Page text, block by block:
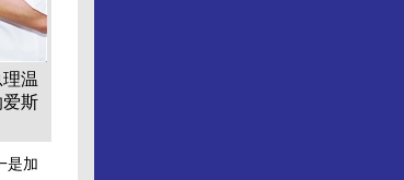
温
爱斯
是加